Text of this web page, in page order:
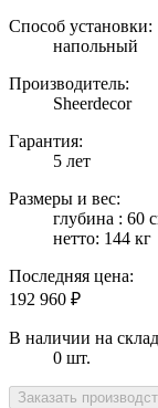
Способ установки:
напольный
Производитель:
Sheerdecor
Гарантия:
5 лет
Размеры и вес:
глубина : 60
нетто: 144 кг
Последняя цена:
192 960 ₽
В наличии на
0 шт.